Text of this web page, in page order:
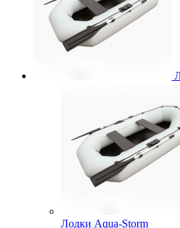
Лодки Aqua-Storm